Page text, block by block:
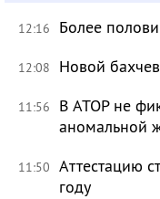
12:16 Более
12:08 Новой
11:56
В АТОР не
аномальной
11:50 Аттестацию
году